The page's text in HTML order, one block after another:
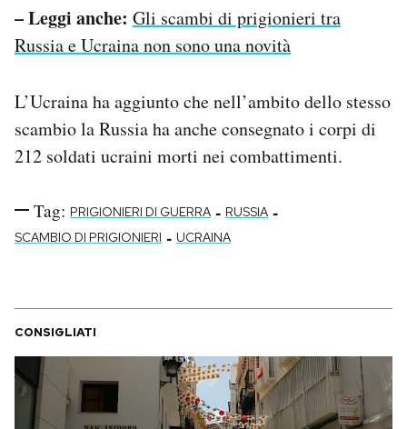
– Leggi anche: Gli scambi di prigionieri tra
Russia e Ucraina non sono una novità
L’Ucraina ha aggiunto che nell’ambito dello stesso
scambio la Russia ha anche consegnato i corpi di
212 soldati ucraini morti nei combattimenti.
Tag: PRIGIONIERI DI GUERRA - RUSSIA -
SCAMBIO DI PRIGIONIERI - UCRAINA
CONSIGLIATI